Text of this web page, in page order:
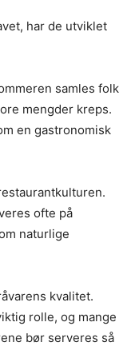
har de utviklet
samles folk
mengder kreps.
en gastronomisk
ofte på
naturlige
kvalitet.
rolle, og mange
bør serveres så